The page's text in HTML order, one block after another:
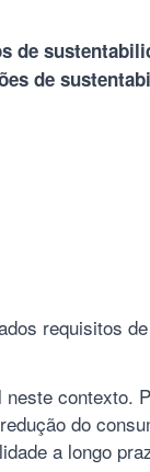
de
de
requisitos
contexto.
do
a longo